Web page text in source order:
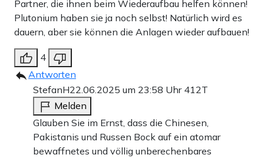
Partner, die ihnen beim Wiederaufbau helfen können!
Plutonium haben sie ja noch selbst! Natürlich wird es
dauern, aber sie können die Anlagen wieder aufbauen!
4
Antworten
StefanH22.06.2025 um 23:58 Uhr 412T
Melden
Glauben Sie im Ernst, dass die Chinesen,
Pakistanis und Russen Bock auf ein atomar
bewaffnetes und völlig unberechenbares